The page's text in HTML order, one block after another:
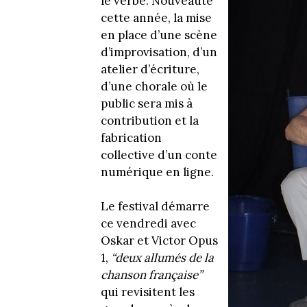
cette année, la mise
en place d’une scène
d’improvisation, d’un
atelier d’écriture,
d’une chorale où le
public sera mis à
contribution et la
fabrication
collective d’un conte
numérique en ligne.
Le festival démarre
ce vendredi avec
Oskar et Victor Opus
1, “deux allumés de la
chanson française”
qui revisitent les